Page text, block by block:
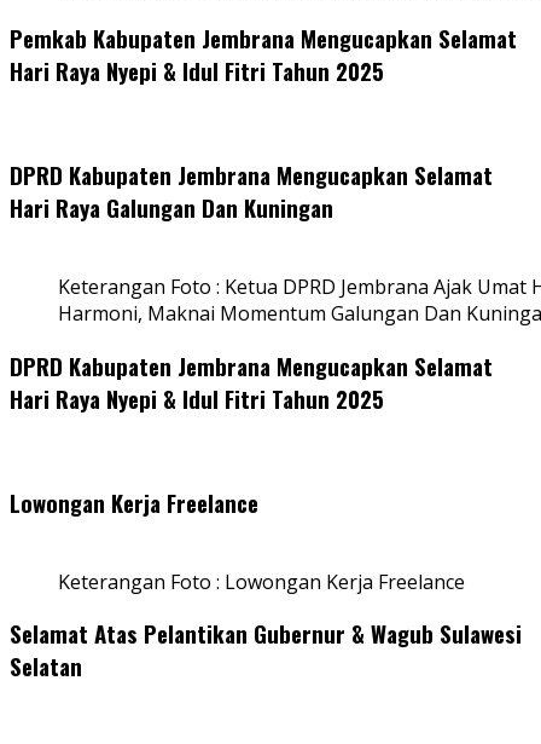
Pemkab Kabupaten Jembrana Mengucapkan Selamat
Hari Raya Nyepi & Idul Fitri Tahun 2025
DPRD Kabupaten Jembrana Mengucapkan Selamat
Hari Raya Galungan Dan Kuningan
Keterangan Foto : Ketua DPRD Jembrana Ajak
Harmoni, Maknai Momentum Galungan Dan
DPRD Kabupaten Jembrana Mengucapkan Selamat
Hari Raya Nyepi & Idul Fitri Tahun 2025
Lowongan Kerja Freelance
Keterangan Foto : Lowongan Kerja Freelance
Selamat Atas Pelantikan Gubernur & Wagub Sulawesi
Selatan